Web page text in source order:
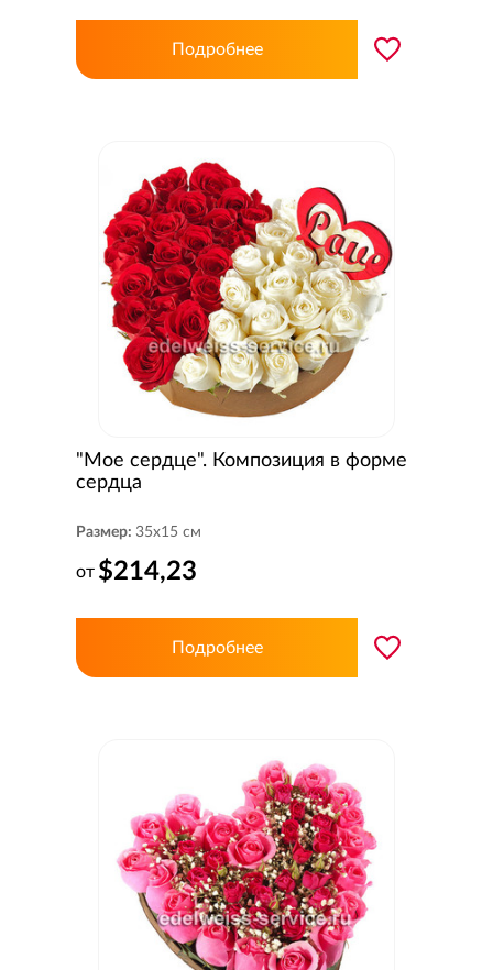
Подробнее
"Мое сердце". Композиция в форме
сердца
Размер: 35x15 см
от $214,23
Подробнее